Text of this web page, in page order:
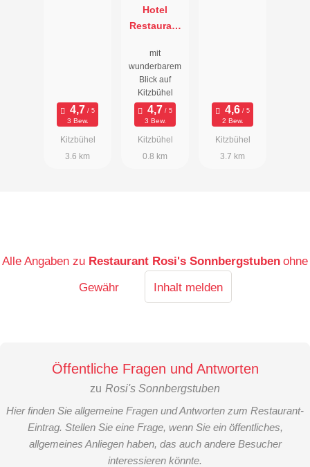
3 Bew.
Kitzbühel
3.6 km
Hotel
Restaurant
mit
wunderbarem
Blick auf
Kitzbühel
3 Bew.
Kitzbühel
0.8 km
2 Bew.
Kitzbühel
3.7 km
Alle Angaben zu Restaurant Rosi's Sonnbergstuben ohne
Gewähr
Inhalt melden
Öffentliche Fragen und Antworten
zu Rosi's Sonnbergstuben
Hier finden Sie allgemeine Fragen und Antworten zum Restaurant-
Eintrag. Stellen Sie eine Frage, wenn Sie ein öffentliches,
allgemeines Anliegen haben, das auch andere Besucher
interessieren könnte.